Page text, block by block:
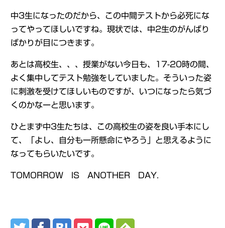
中3生になったのだから、この中間テストから必死にな
ってやってほしいですね。現状では、中2生のがんばり
ばかりが目につきます。
あとは高校生、、、授業がない今日も、17-20時の間、
よく集中してテスト勉強をしていました。そういった姿
に刺激を受けてほしいものですが、いつになったら気づ
くのかなーと思います。
ひとまず中3生たちは、この高校生の姿を良い手本にし
て、「よし、自分も一所懸命にやろう」と思えるように
なってもらいたいです。
TOMORROW IS ANOTHER DAY.